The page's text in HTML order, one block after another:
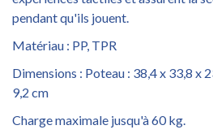
pendant qu'ils jouent.
Matériau : PP, TPR
Dimensions : Poteau : 38,4 x 33,8 x
9,2 cm
Charge maximale jusqu'à 60 kg.